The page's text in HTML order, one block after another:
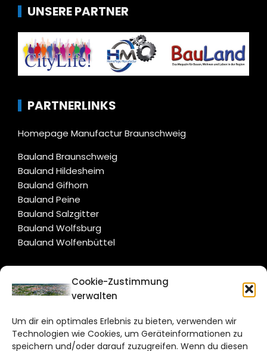
Cookie-Zustimmung
verwalten
Um dir ein optimales Erlebnis zu bieten, verwenden wir
Technologien wie Cookies, um Geräteinformationen zu
speichern und/oder darauf zuzugreifen. Wenn du diesen
UNSERE PARTNER
PARTNERLINKS
Homepage Manufactur Braunschweig
Bauland Braunschweig
Bauland Hildesheim
Bauland Gifhorn
Bauland Peine
Bauland Salzgitter
Bauland Wolfsburg
Bauland Wolfenbüttel
CITYLIFE!
Bruchtorwall 12
38100 Braunschweig